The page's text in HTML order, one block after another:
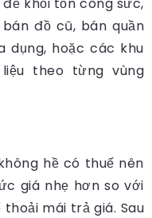
đồ cũ, bán quần
dụng, hoặc các khu
theo từng vùng
hề có thuế nên
giá nhẹ hơn so với
mái trả giá. Sau